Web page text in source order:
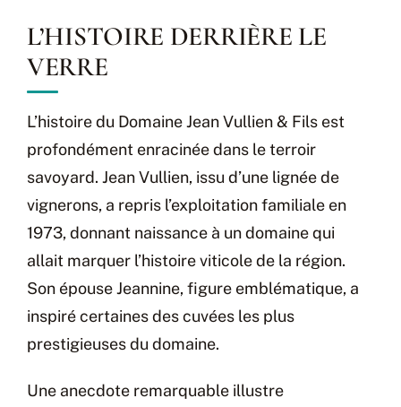
L’HISTOIRE DERRIÈRE LE
VERRE
L’histoire du Domaine Jean Vullien & Fils est
profondément enracinée dans le terroir
savoyard. Jean Vullien, issu d’une lignée de
vignerons, a repris l’exploitation familiale en
1973, donnant naissance à un domaine qui
allait marquer l’histoire viticole de la région.
Son épouse Jeannine, figure emblématique, a
inspiré certaines des cuvées les plus
prestigieuses du domaine.
Une anecdote remarquable illustre